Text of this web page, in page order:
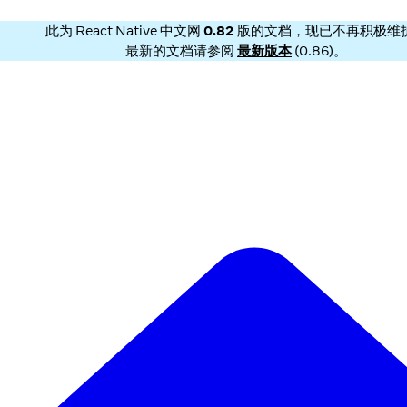
此为 React Native 中文网 0.82 版的文档，现已不再积极维
最新的文档请参阅 最新版本(0.86)。